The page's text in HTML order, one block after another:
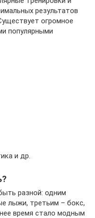
результатов
огромное
популярными
и др.
разной: одним
лыжи, третьим – бокс,
время стало модным